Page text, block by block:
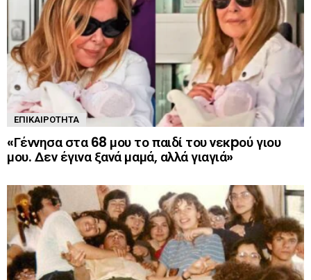
ΕΠΙΚΑΙΡΌΤΗΤΑ
«Γέννησα στα 68 μου το παιδί του νεκpού γιου
μου. Δεν έγινα ξανά μαμά, αλλά γιαγιά»